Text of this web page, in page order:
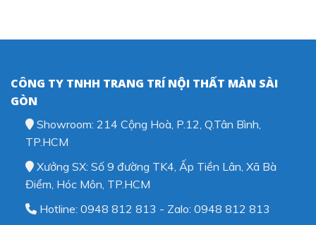
CÔNG TY TNHH TRANG TRÍ NỘI THẤT MÀN SÀI
GÒN
Showroom: 214 Cộng Hoà, P.12, Q.Tân Bình,
TP.HCM
Xưởng SX: Số 9 đường TK4, Ấp Tiền Lân, Xã Bà
Điểm, Hóc Môn, TP.HCM
Hotline: 0948 812 813 - Zalo: 0948 812 813